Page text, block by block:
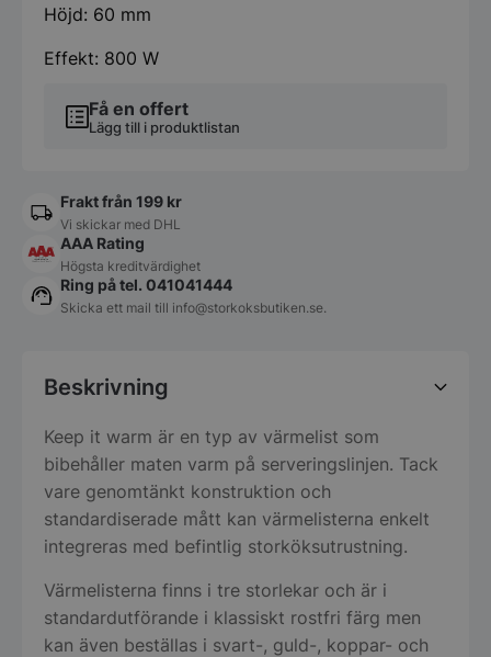
Få en offert
Lägg till i produktlistan
Höjd: 60 mm
Effekt: 800 W
Frakt från 199 kr
Vi skickar med DHL
AAA Rating
Högsta kreditvärdighet
Ring på tel. 041041444
Skicka ett mail till info@storkoksbutiken.se.
Beskrivning
Keep it warm är en typ av värmelist som
bibehåller maten varm på serveringslinjen. Tack
vare genomtänkt konstruktion och
standardiserade mått kan värmelisterna enkelt
integreras med befintlig storköksutrustning.
Värmelisterna finns i tre storlekar och är i
standardutförande i klassiskt rostfri färg men
kan även beställas i svart-, guld-, koppar- och